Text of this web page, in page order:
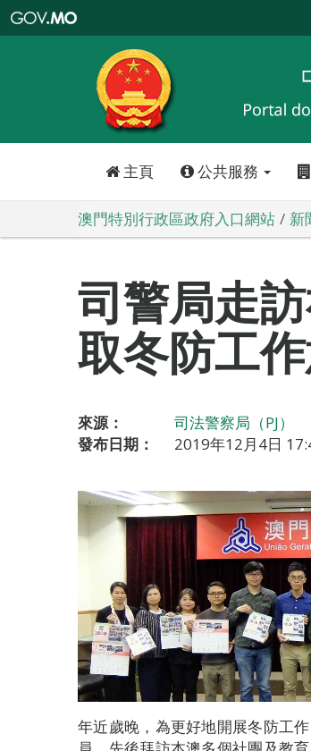
特
政
區
政
口
主頁 公共服務
澳門特別行政區政府入口網站 新
司警局走
取冬防工
來源：
司法警察局（PJ）
發布日期：
2019年12月4日
年近歲晚，為更好地開展冬防工